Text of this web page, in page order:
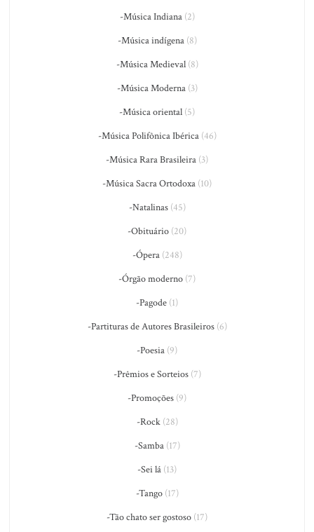
-Música Indiana(2)
-Música indígena(8)
-Música Medieval(8)
-Música Moderna(3)
-Música oriental (5)
-Música Polifônica Ibérica(46)
-Música Rara Brasileira (3)
-Música Sacra Ortodoxa (10)
-Natalinas(45)
-Obituário (20)
-Ópera(248)
-Órgão moderno (7)
-Pagode (1)
-Partituras de Autores Brasileiros(6)
-Poesia (9)
-Prêmios e Sorteios(7)
-Promoções (9)
-Rock(28)
-Samba(17)
-Sei lá (13)
-Tango(17)
-Tão chato ser gostoso (17)